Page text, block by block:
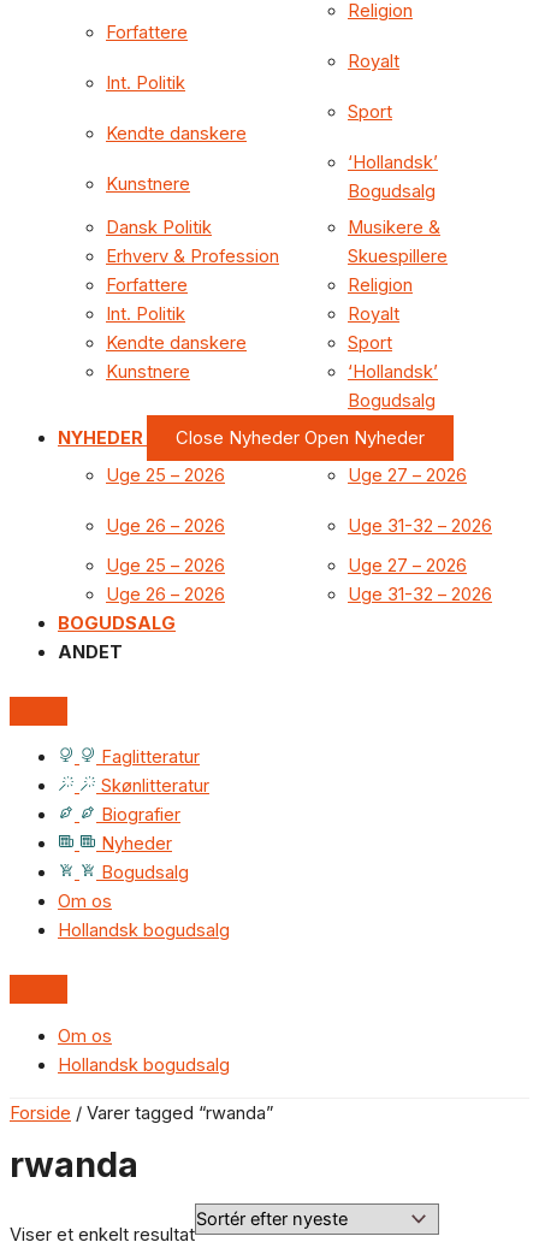
Forfattere
Int. Politik
Kendte danskere
Kunstnere
Religion
Royalt
Sport
‘Hollandsk’
Bogudsalg
Dansk Politik
Erhverv & Profession
Forfattere
Int. Politik
Kendte danskere
Kunstnere
Musikere &
Skuespillere
Religion
Royalt
Sport
‘Hollandsk’
Bogudsalg
NYHEDER
Close Nyheder Open Nyheder
Uge 25 – 2026
Uge 26 – 2026
Uge 27 – 2026
Uge 31-32 – 2026
Uge 25 – 2026
Uge 26 – 2026
Uge 27 – 2026
Uge 31-32 – 2026
BOGUDSALG
ANDET
Faglitteratur
Skønlitteratur
Biografier
Nyheder
Bogudsalg
Om os
Hollandsk bogudsalg
Om os
Hollandsk bogudsalg
Forside / Varer tagged “rwanda”
rwanda
Viser et enkelt resultat